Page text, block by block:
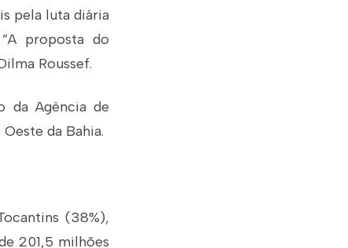
pela luta diária
proposta do
Roussef.
da Agência de
da Bahia.
(38%),
201,5 milhões